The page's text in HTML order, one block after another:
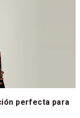
perfecta para